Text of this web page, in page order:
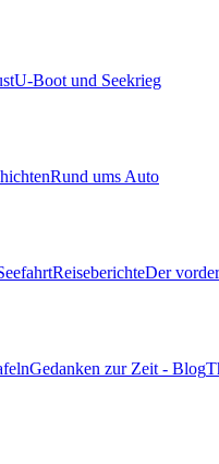
U-Boot und Seekrieg
Rund ums Auto
ReiseberichteDer
Gedanken zur Zeit - Blog